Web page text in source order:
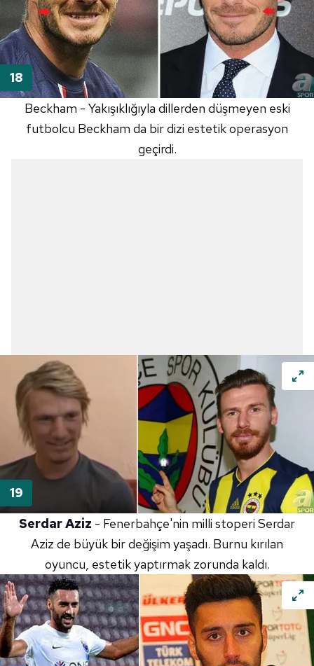
Beckham - Yakışıklığıyla dillerden düşmeyen eski
futbolcu Beckham da bir dizi estetik operasyon
geçirdi.
Serdar Aziz - Fenerbahçe'nin milli stoperi Serdar
Aziz de büyük bir değişim yaşadı. Burnu kırılan
oyuncu, estetik yaptırmak zorunda kaldı.